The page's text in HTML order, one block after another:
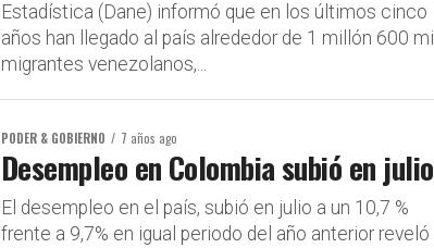
Estadística (Dane) informó que en los últimos cinco
años han llegado al país alrededor de 1 millón 600 mil
migrantes venezolanos,...
PODER & GOBIERNO 7 años ago
Desempleo en Colombia subió en julio
El desempleo en el país, subió en julio a un 10,7 %
frente a 9,7% en igual periodo del año anterior reveló